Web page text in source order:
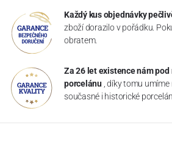
Každý kus objednávky
zboží dorazilo v pořádku.
obratem.
Za 26 let existence nám
porcelánu , díky tomu
současné i historické